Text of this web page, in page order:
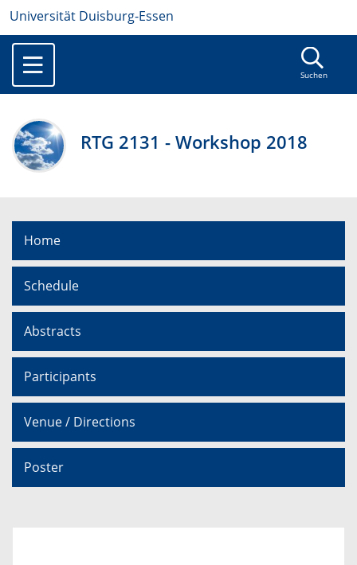
Universität Duisburg-Essen
Suchen
RTG 2131 - Workshop 2018
Home
Schedule
Abstracts
Participants
Venue / Directions
Poster